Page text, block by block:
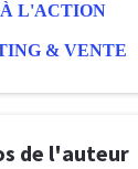
À L'ACTION
& VENTE
de l'auteur